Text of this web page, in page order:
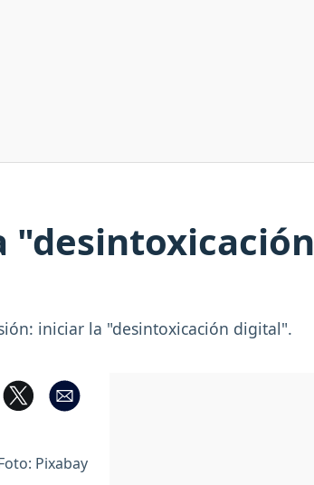
"desintoxicación
iniciar la "desintoxicación digital".
Pixabay